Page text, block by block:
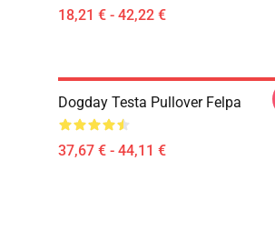
18,21 € - 42,22 €
Dogday Testa Pullover Felpa
37,67 € - 44,11 €